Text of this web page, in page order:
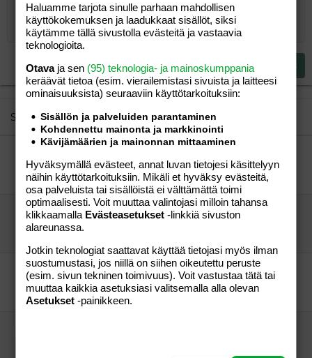
Suurenna sisennystä
Pienennä sisennystä
10
12
15
18
22
26
Book Antiqua
Courier New
Tahoma
Times New Roman
Trebuchet MS
Verdana
Keskitä
Tasaa oikealle
Heading 1
Heading 2
Heading 3
Poista luonnos
Lähetä vastaus
Similar threads
taustalla Lapset ja teinit
4
Lapset ja teinit
02.04.2006
pikkuruu
onko muilla samanlaisia 2,5-vuotiaita?
cadillac
1-vuotiaan uhma?
Uhmaako?
Vauvat ja taaperot
4n mama
Haluamme tarjota sinulle parhaan mahdollisen
käyttökokemuksen ja laadukkaat sisällöt, siksi
käytämme tällä sivustolla evästeitä ja vastaavia
teknologioita.
Otavaja sen (95) teknologia- ja mainoskumppania
keräävät tietoa (esim. vierailemis­tasi sivuista ja laitteesi
ominaisuuk­sista) seuraaviin käyttötarkoituksiin:
Sisällön ja palveluiden parantaminen
Kohdennettu mainonta ja markkinointi
Kävijämäärien ja mainonnan mittaaminen
Hyväksymällä evästeet, annat luvan tietojesi käsittelyyn
näihin käyttötarkoituksiin. Mikäli et hyväksy evästeitä,
osa palveluista tai sisällöistä ei välttämättä toimi
optimaalisesti. Voit muuttaa valintojasi milloin tahansa
klikkaamalla Evästeasetukset -linkkiä sivuston
alareunassa.
Jotkin teknologiat saattavat käyttää tietojasi myös ilman
suostumustasi, jos niillä on siihen oikeutettu peruste
(esim. sivun tekninen toimivuus). Voit vastustaa tätä tai
muuttaa kaikkia asetuksiasi valitsemalla alla olevan
Asetukset -painikkeen.